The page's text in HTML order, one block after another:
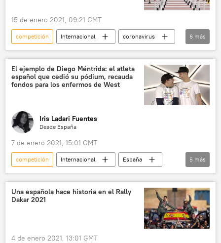
15 de enero 2021, 09:21 GMT
competición Internacional
coronavirus
Japón
atletas
restricciones
Juegos Olímpicos y Paralímpicos de Tokio 2020
🌏 Asia
noticias
6 más
El ejemplo de Diego Méntrida: el atleta
español que cedió su pódium, recauda
fondos para los enfermos de West
Iris Ladari Fuentes
Desde España
7 de enero 2021, 15:01 GMT
competición Internacional
España
sociedad
⚽ Deportes
Will Smith
atletas
noticias
5 más
Una española hace historia en el Rally
Dakar 2021
4 de enero 2021, 13:01 GMT